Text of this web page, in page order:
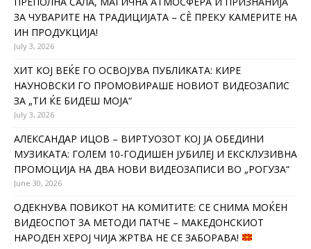
ЗА ЧУВАРИТЕ НА ТРАДИЦИЈАТА – СÈ ПРЕКУ КАМЕРИТЕ НА
ИН ПРОДУКЦИЈА!
July 3, 2026
ХИТ КОЈ ВЕЌЕ ГО ОСВОЈУВА ПУБЛИКАТА: КИРЕ
НАУНОВСКИ ГО ПРОМОВИРАШЕ НОВИОТ ВИДЕОЗАПИС
ЗА „ТИ ЌЕ БИДЕШ МОЈА“
July 3, 2026
АЛЕКСАНДАР ИЦОВ – ВИРТУОЗОТ КОЈ ЈА ОБЕДИНИ
МУЗИКАТА: ГОЛЕМ 10-ГОДИШЕН ЈУБИЛЕЈ И ЕКСКЛУЗИВНА
ПРОМОЦИЈА НА ДВА НОВИ ВИДЕОЗАПИСИ ВО „РОГУЗА“
June 30, 2026
ОДЕКНУВА ПОВИКОТ НА КОМИТИТЕ: СЕ СНИМА МОЌЕН
ВИДЕОСПОТ ЗА МЕТОДИ ПАТЧЕ – МАКЕДОНСКИОТ
НАРОДЕН ХЕРОЈ ЧИЈА ЖРТВА НЕ СЕ ЗАБОРАВА!